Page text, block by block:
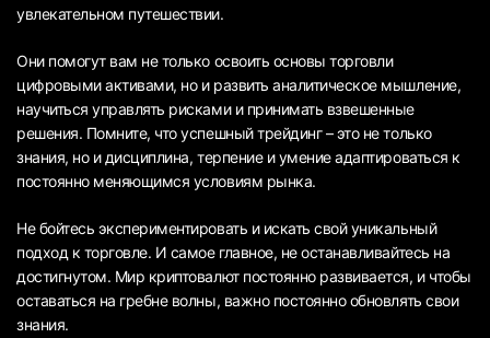
увлекательном путешествии.
Они помогут вам не только освоить основы торговли
цифровыми активами, но и развить аналитическое мышление,
научиться управлять рисками и принимать взвешенные
решения. Помните, что успешный трейдинг – это не только
знания, но и дисциплина, терпение и умение адаптироваться к
постоянно меняющимся условиям рынка.
Не бойтесь экспериментировать и искать свой уникальный
подход к торговле. И самое главное, не останавливайтесь на
достигнутом. Мир криптовалют постоянно развивается, и чтобы
оставаться на гребне волны, важно постоянно обновлять свои
знания.